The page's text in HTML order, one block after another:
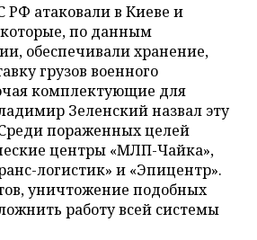
РФ атаковали в Киеве и
по данным
обеспечивали хранение,
грузов военного
комплектующие для
Зеленский назвал эту
пораженных целей
центры «МЛП-Чайка»,
логистик» и «Эпицентр».
уничтожение подобных
работу всей системы